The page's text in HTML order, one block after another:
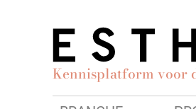
Kennisplatform voor